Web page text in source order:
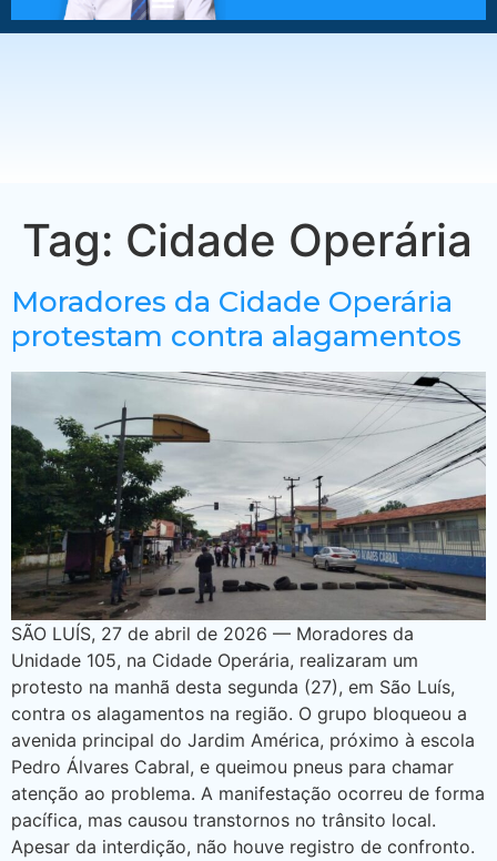
Tag: Cidade Operária
Moradores da Cidade Operária
protestam contra alagamentos
SÃO LUÍS, 27 de abril de 2026 — Moradores da
Unidade 105, na Cidade Operária, realizaram um
protesto na manhã desta segunda (27), em São Luís,
contra os alagamentos na região. O grupo bloqueou a
avenida principal do Jardim América, próximo à escola
Pedro Álvares Cabral, e queimou pneus para chamar
atenção ao problema. A manifestação ocorreu de forma
pacífica, mas causou transtornos no trânsito local.
Apesar da interdição, não houve registro de confronto.